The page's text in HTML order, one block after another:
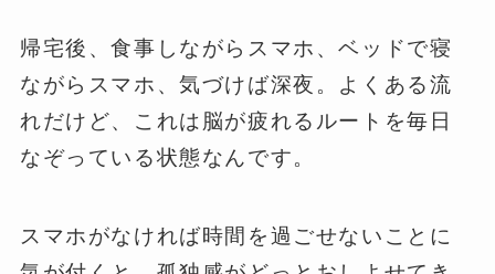
帰宅後、食事しながらスマホ、ベッドで寝
ながらスマホ、気づけば深夜。よくある流
れだけど、これは脳が疲れるルートを毎日
なぞっている状態なんです。
スマホがなければ時間を過ごせないことに